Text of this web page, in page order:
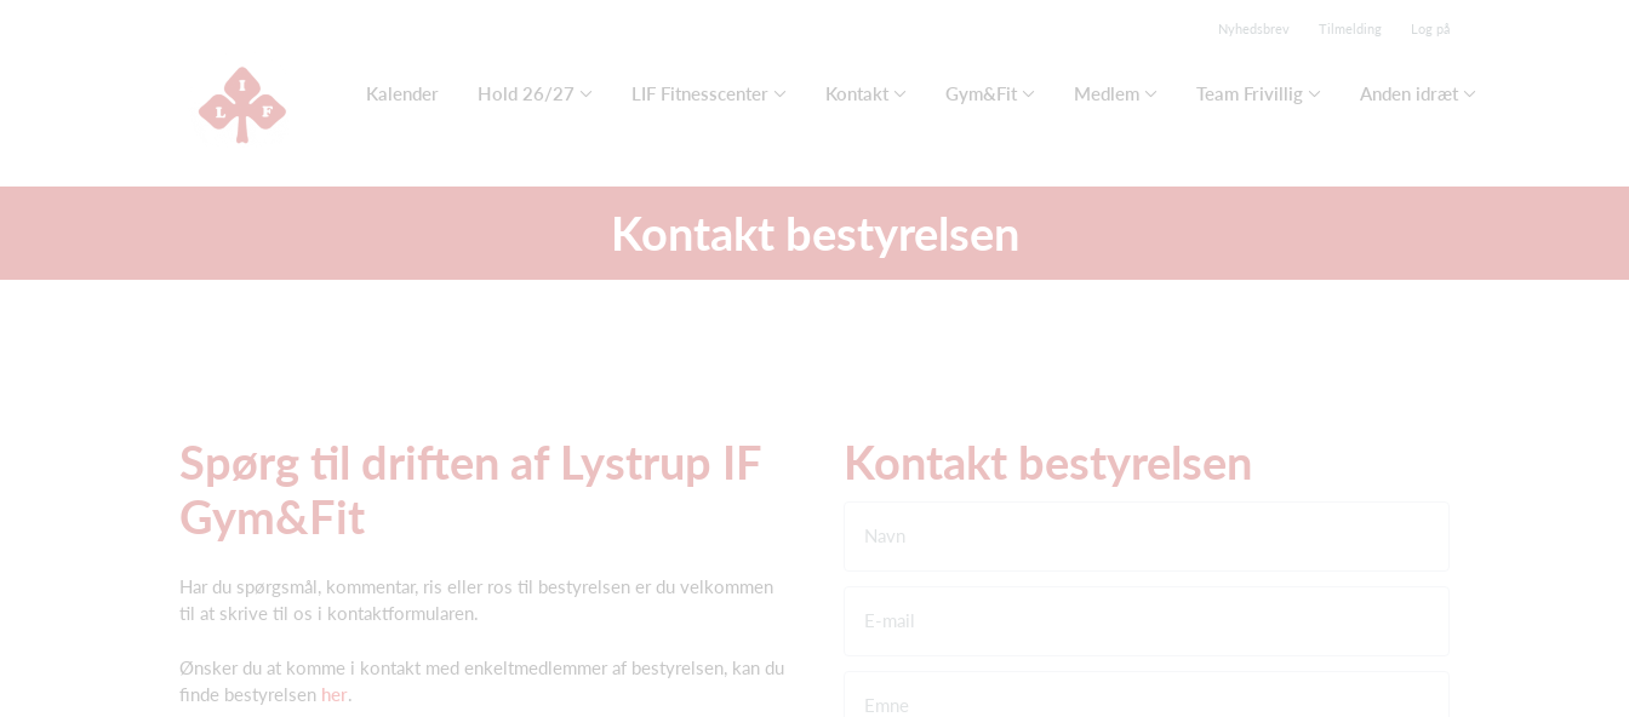
Nyhedsbrev Tilmelding Log på
Kalender Hold 26/27 LIF Fitnesscenter Kontakt Gym&Fit Medlem Team Frivillig Anden idræt
Kontakt bestyrelsen
Spørg til driften af Lystrup IF
Gym&Fit
Har du spørgsmål, kommentar, ris eller ros til bestyrelsen er du velkommen
til at skrive til os i kontaktformularen.
Ønsker du at komme i kontakt med enkeltmedlemmer af bestyrelsen, kan du
finde bestyrelsen her
Kontakt bestyrelsen
Navn
E-mail
Emne